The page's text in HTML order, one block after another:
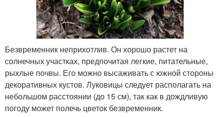
Безвременник неприхотлив. Он хорошо растет на
солнечных участках, предпочитая легкие, питательные,
рыхлые почвы. Его можно высаживать с южной стороны
декоративных кустов. Луковицы следует располагать на
небольшом расстоянии (до 15 см), так как в дождливую
погоду может полечь цветок безвременник.